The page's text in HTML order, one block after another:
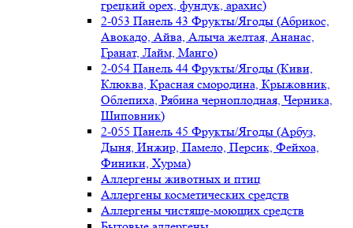
грецкий орех, фундук, арахис)
2-053 Панель 43 Фрукты/Ягоды (Абрикос,
Авокадо, Айва, Алыча желтая, Ананас,
Гранат, Лайм, Манго)
2-054 Панель 44 Фрукты/Ягоды (Киви,
Клюква, Красная смородина, Крыжовник,
Облепиха, Рябина черноплодная, Черника,
Шиповник)
2-055 Панель 45 Фрукты/Ягоды (Арбуз,
Дыня, Инжир, Памело, Персик, Фейхоа,
Финики, Хурма)
Аллергены животных и птиц
Аллергены косметических средств
Аллергены чистяще-моющих средств